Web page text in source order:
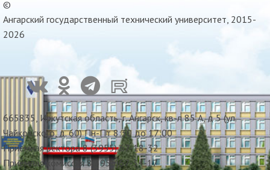
©
Ангарский государственный технический университет, 2015-
2026
665835, Иркутская область, г. Ангарск, кв-л 85 А, д 5 (ул.
Чайковского, д. 60) Пн-Пт 8:30 до 17:00
Приемная ректора 8 (3955) 67-18-32
Приемная комиссия 8(3955)67-34-17